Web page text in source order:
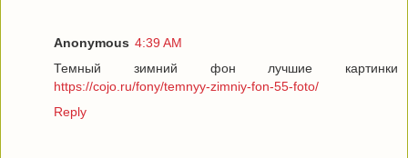
Anonymous 4:39 AM
Темный зимний фон лучшие картинки
https://cojo.ru/fony/temnyy-zimniy-fon-55-foto/
Reply